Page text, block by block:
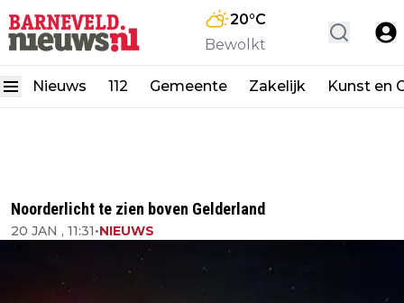
20°C
Bewolkt
Nieuws 112 Gemeente Zakelijk Kunst en
Noorderlicht te zien boven Gelderland
20 JAN , 11:31•NIEUWS